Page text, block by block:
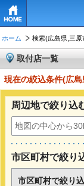
ホーム 検索(広島県,三
取付店一覧
現在の絞込条件(広
周辺地で絞り込
市区町村で絞り
市区町村で絞り